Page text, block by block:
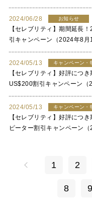
2024/06/28 お知らせ
【セレブリティ】期間延長
引キャンペーン（2024年8月
2024/05/13 キャンペーン・
【セレブリティ】好評につ
US$200割引キャンペーン（
2024/05/13 キャンペーン・
【セレブリティ】好評につ
ピーター割引キャンペーン
1 2
8 9